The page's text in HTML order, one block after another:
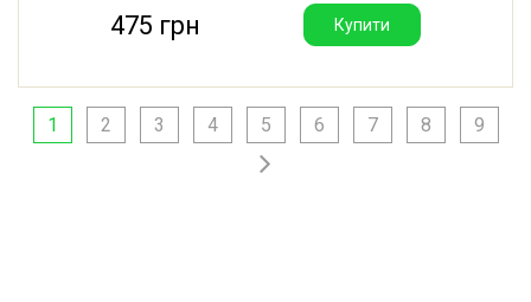
475 грн Купити
1 2 3 4 5 6 7 8 9